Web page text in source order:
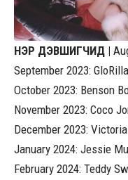
НЭР ДЭВШИГЧИД |
September 2023:
October 2023: Benson
November 2023: Coco
December 2023:
January 2024: Jessie
February 2024: Teddy